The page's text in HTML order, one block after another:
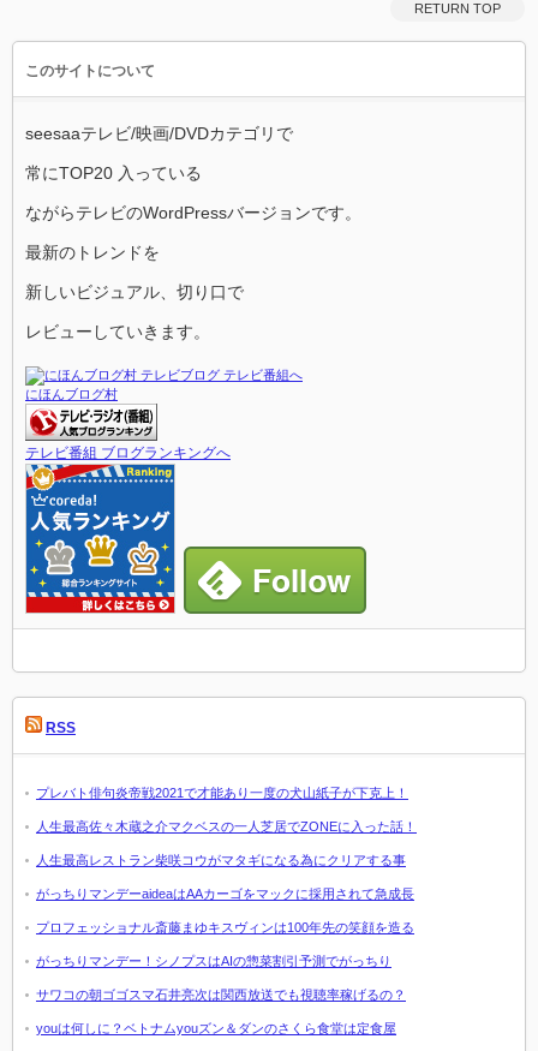
RETURN TOP
このサイトについて
seesaaテレビ/映画/DVDカテゴリで
常にTOP20 入っている
ながらテレビのWordPressバージョンです。
最新のトレンドを
新しいビジュアル、切り口で
レビューしていきます。
にほんブログ村
テレビ番組 ブログランキングへ
RSS
プレバト俳句炎帝戦2021で才能あり一度の犬山紙子が下克上！
人生最高佐々木蔵之介マクベスの一人芝居でZONEに入った話！
人生最高レストラン柴咲コウがマタギになる為にクリアする事
がっちりマンデーaideaはAAカーゴをマックに採用されて急成長
プロフェッショナル斎藤まゆキスヴィンは100年先の笑顔を造る
がっちりマンデー！シノプスはAIの惣菜割引予測でがっちり
サワコの朝ゴゴスマ石井亮次は関西放送でも視聴率稼げるの？
youは何しに？ベトナムyouズン＆ダンのさくら食堂は定食屋